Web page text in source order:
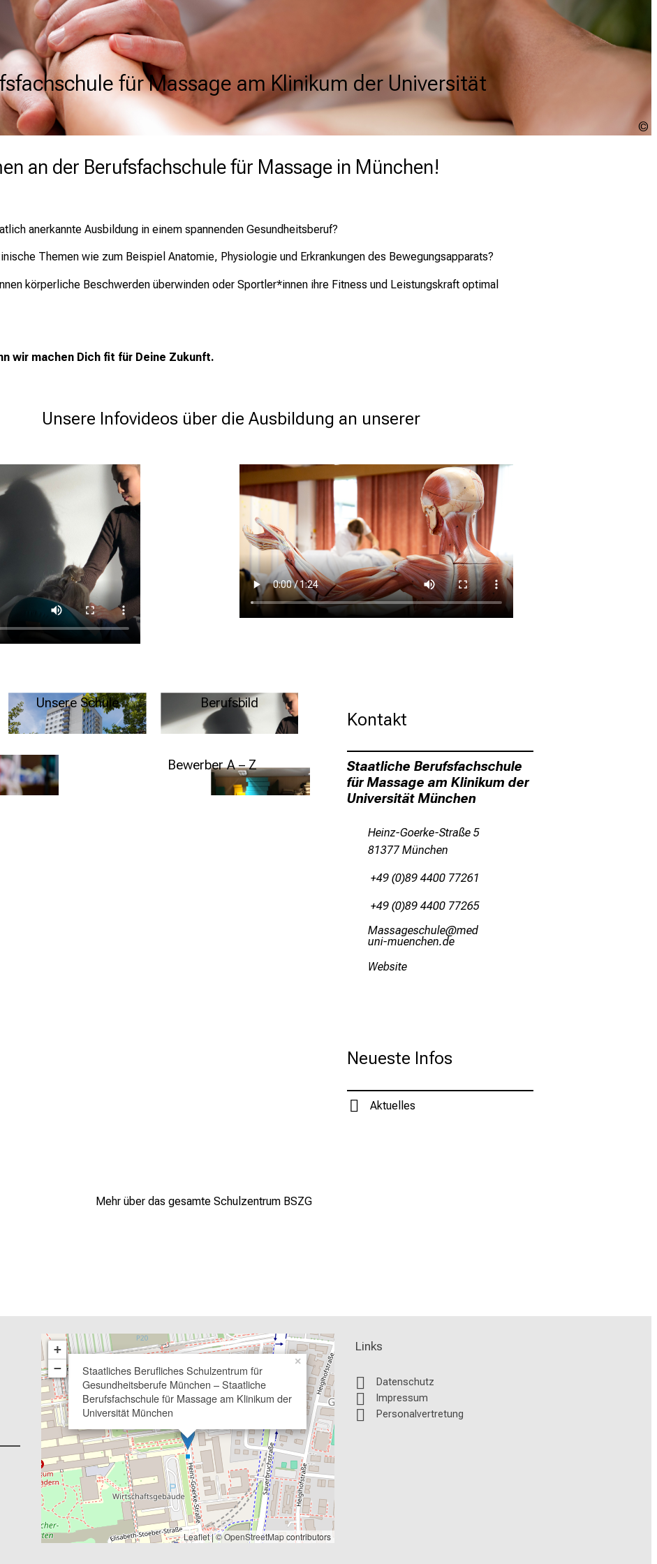
für Massage am Klinikum der Universität
für Massage am Klinikum der Universität
für Massage am Klinikum der Universität
an der Berufsfachschule für Massage in München!
anerkannte Ausbildung in einem spannenden Gesundheitsberuf?
Themen wie zum Beispiel Anatomie, Physiologie und Erkrankungen des Bewegungsapparats?
körperliche Beschwerden überwinden oder Sportler*innen ihre Fitness und Leistungskraft optimal
wir machen Dich fit für Deine Zukunft.
Urheberschaft
Unsere Schule Berufsbild
Bewerber A – Z
Kontakt
Staatliche Berufsfachschule
für Massage am Klinikum der
Universität München
Heinz-Goerke-Straße 5
81377 München
+49 (0)89 4400 77261
+49 (0)89 4400 77265
d:Ogccgx;icyzfä:i
vim
ful_vfiuyziu-mi
Website
Neueste Infos
Aktuelles
Mehr über das gesamte Schulzentrum BSZG
Staatliches Berufliches Schulzentrum für
Gesundheitsberufe München – Staatliche
Berufsfachschule für Massage am Klinikum der
Universität München
×
+
−
Leaflet| ©OpenStreetMapcontributors
Links
Datenschutz
Impressum
Personalvertretung